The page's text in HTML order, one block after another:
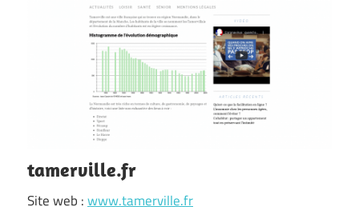
tamerville.fr
Site web :www.tamerville.fr